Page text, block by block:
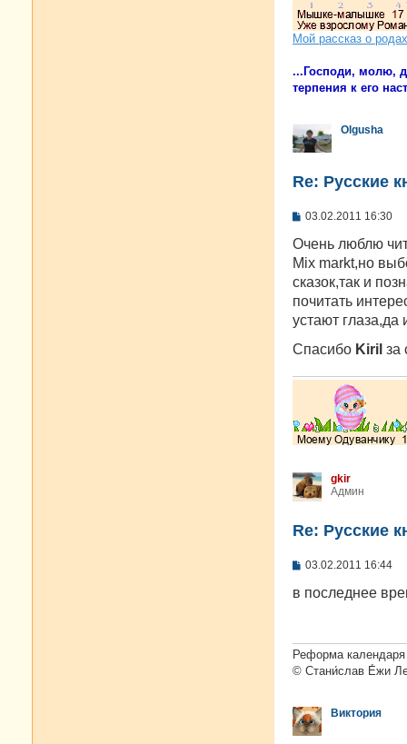
Мой рассказ о родах
...Господи, молю,
терпения к его
Olgusha
Re: Русские
С
о
щ
е
и
е
03.02.2011 16:30
Очень люблю
Mix markt,но
сказок,так и
почитать
устают глаза,да
Спасибо Kiril за
gkir
Админ
Re: Русские
С
о
н
и
е
03.02.2011 16:44
в последнее
Реформа
© Стани́слав Е́жи
Виктория